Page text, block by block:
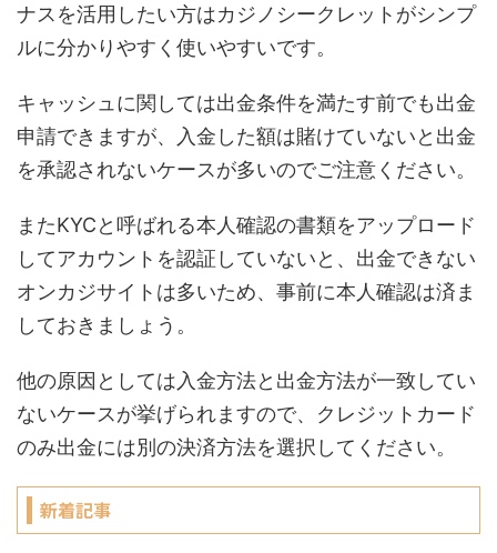
ナスを活用したい方はカジノシークレットがシンプ
ルに分かりやすく使いやすいです。
キャッシュに関しては出金条件を満たす前でも出金
申請できますが、入金した額は賭けていないと出金
を承認されないケースが多いのでご注意ください。
またKYCと呼ばれる本人確認の書類をアップロード
してアカウントを認証していないと、出金できない
オンカジサイトは多いため、事前に本人確認は済ま
しておきましょう。
他の原因としては入金方法と出金方法が一致してい
ないケースが挙げられますので、クレジットカード
のみ出金には別の決済方法を選択してください。
新着記事